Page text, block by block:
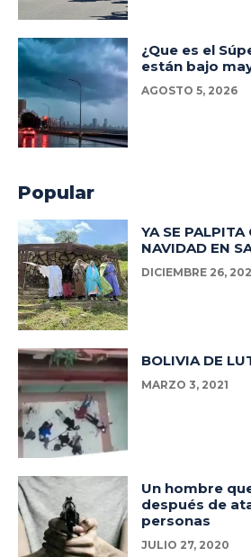
¿Que es el
están bajo
AGOSTO 5, 2026
Popular
YA SE PALPITA
NAVIDAD EN
DICIEMBRE 26,
BOLIVIA DE
MARZO 3, 2021
Un hombre
después de
personas
JULIO 27, 2020